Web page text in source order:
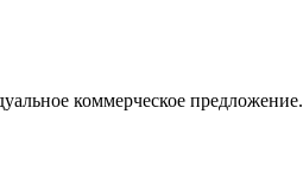
коммерческое предложение.